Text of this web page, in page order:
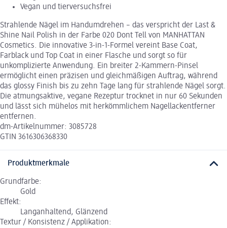
Vegan und tierversuchsfrei
Strahlende Nägel im Handumdrehen – das verspricht der Last &
Shine Nail Polish in der Farbe 020 Dont Tell von MANHATTAN
Cosmetics. Die innovative 3-in-1-Formel vereint Base Coat,
Farblack und Top Coat in einer Flasche und sorgt so für
unkomplizierte Anwendung. Ein breiter 2-Kammern-Pinsel
ermöglicht einen präzisen und gleichmäßigen Auftrag, während
das glossy Finish bis zu zehn Tage lang für strahlende Nägel sorgt.
Die atmungsaktive, vegane Rezeptur trocknet in nur 60 Sekunden
und lässt sich mühelos mit herkömmlichem Nagellackentferner
entfernen.
dm-Artikelnummer: 3085728
GTIN 3616306368330
Produktmerkmale
Grundfarbe:
Gold
Effekt:
Langanhaltend, Glänzend
Textur / Konsistenz / Applikation: